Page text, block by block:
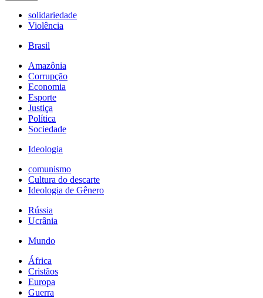
solidariedade
Violência
Brasil
Amazônia
Corrupção
Economia
Esporte
Justiça
Política
Sociedade
Ideologia
comunismo
Cultura do descarte
Ideologia de Gênero
Rússia
Ucrânia
Mundo
África
Cristãos
Europa
Guerra